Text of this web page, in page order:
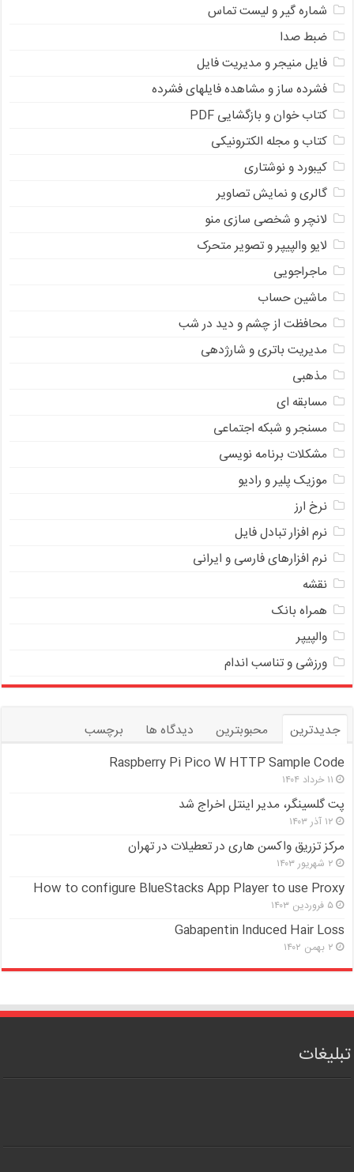
شماره گیر و لیست تماس
ضبط صدا
فایل منیجر و مدیریت فایل
فشرده ساز و مشاهده فایلهای فشرده
کتاب خوان و بازگشایی PDF
کتاب و مجله الکترونیکی
کیبورد و نوشتاری
گالری و نمایش تصاویر
لانچر و شخصی سازی منو
لایو والپیپر و تصویر متحرک
ماجراجویی
ماشین حساب
محافظت از چشم و دید در شب
مدیریت باتری و شارژدهی
مذهبی
مسابقه ای
مسنجر و شبکه اجتماعی
مشکلات برنامه نویسی
موزیک پلیر و رادیو
نرخ ارز
ﻧﺮﻡ ﺍﻓﺰﺍﺭ ﺗﺒﺎﺩﻝ ﻓﺎﻳﻞ
نرم افزارهای فارسی و ایرانی
نقشه
همراه بانک
والپیپر
ورزشی و تناسب اندام
جدیدترین محبوبترین دیدگاه ها
برچسب
Raspberry Pi Pico W HTTP Sample Code
۱۱ خرداد ۱۴۰۴
پت گلسینگر، مدیر اینتل اخراج شد
۱۲ آذر ۱۴۰۳
مرکز تزریق واکسن هاری در تعطیلات در تهران
۲ شهریور ۱۴۰۳
How to configure BlueStacks App Player to use Proxy
۵ فروردین ۱۴۰۳
Gabapentin Induced Hair Loss
۲ بهمن ۱۴۰۲
تبلیغات